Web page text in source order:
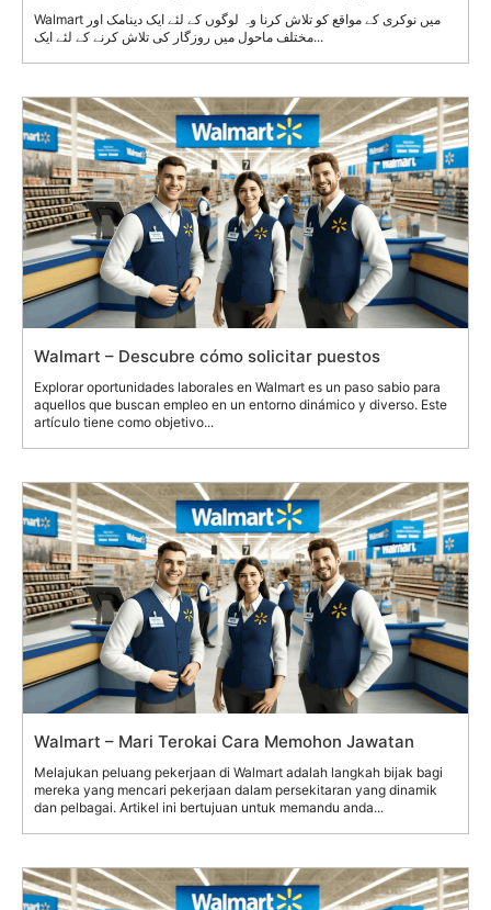
Walmart میں نوکری کے مواقع کو تلاش کرنا وہ لوگوں کے لئے ایک دینامک اور
مختلف ماحول میں روزگار کی تلاش کرنے کے لئے ایک...
Walmart – Descubre cómo solicitar puestos
Explorar oportunidades laborales en Walmart es un paso sabio para
aquellos que buscan empleo en un entorno dinámico y diverso. Este
artículo tiene como objetivo...
Walmart – Mari Terokai Cara Memohon Jawatan
Melajukan peluang pekerjaan di Walmart adalah langkah bijak bagi
mereka yang mencari pekerjaan dalam persekitaran yang dinamik
dan pelbagai. Artikel ini bertujuan untuk memandu anda...